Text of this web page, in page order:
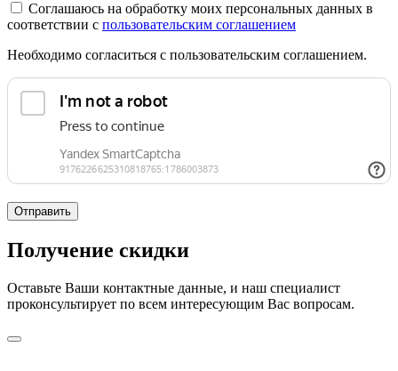
Соглашаюсь на обработку моих персональных данных в
соответствии с пользовательским соглашением
Необходимо согласиться с пользовательским соглашением.
Отправить
Получение скидки
Оставьте Ваши контактные данные, и наш специалист
проконсультирует по всем интересующим Вас вопросам.